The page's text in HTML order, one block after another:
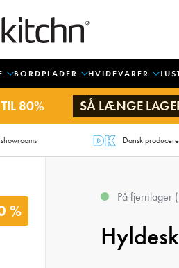
BORDPLADER HVIDEVARER
80% SÅ LÆNGE
Dansk
%
På fjernlager